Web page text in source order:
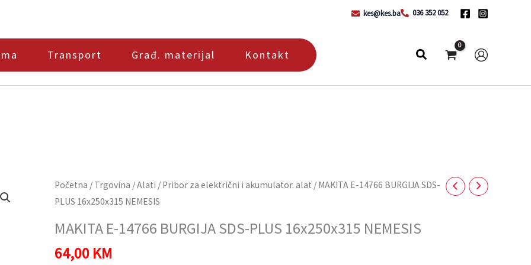
kes@kes.ba 036 352 052
Transport Građ. materijal Kontakt
Početna / Trgovina /Alati / Pribor za električni i akumulator. alat / MAKITA E-14766 BURGIJA SDS-
PLUS 16x250x315 NEMESIS
MAKITA E-14766 BURGIJA SDS-PLUS 16x250x315 NEMESIS
64,00 KM
MAKITA
E-
BURGIJA
SDS-